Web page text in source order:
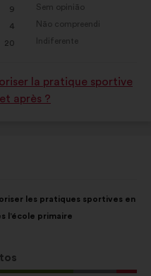
9
4
20
:
em:
Sem opinião
:vezes
Não compreendi
:vezes
Indiferente
:vezes
la pratique sportive
après ?
les pratiques sportives en
l’école primaire